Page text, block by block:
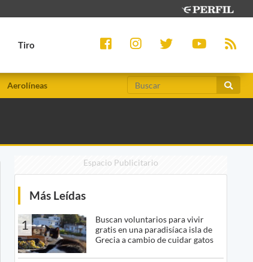
Tiro
Aerolíneas
Espacio Publicitario
Más Leídas
1
Buscan voluntarios para vivir
gratis en una paradisíaca isla de
Grecia a cambio de cuidar gatos